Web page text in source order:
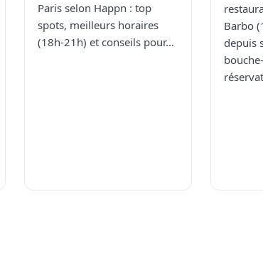
Paris selon Happn : top
spots, meilleurs horaires
(18h-21h) et conseils pour…
Barbo
depuis